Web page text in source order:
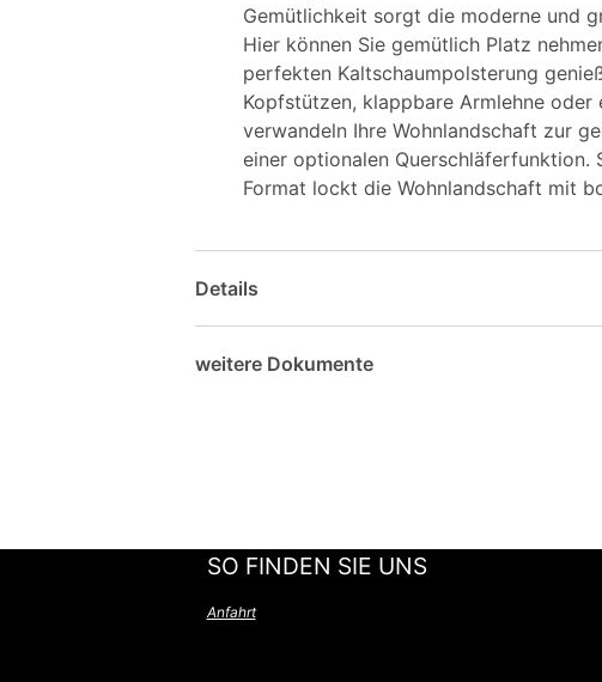
Gemütlichkeit sorgt die moderne und
Hier können Sie gemütlich Platz
perfekten Kaltschaumpolsterung
Kopfstützen, klappbare Armlehne
verwandeln Ihre Wohnlandschaft zur
einer optionalen Querschläferfunktion.
Format lockt die Wohnlandschaft mit
Details
weitere Dokumente
SO FINDEN SIE UNS
Anfahrt